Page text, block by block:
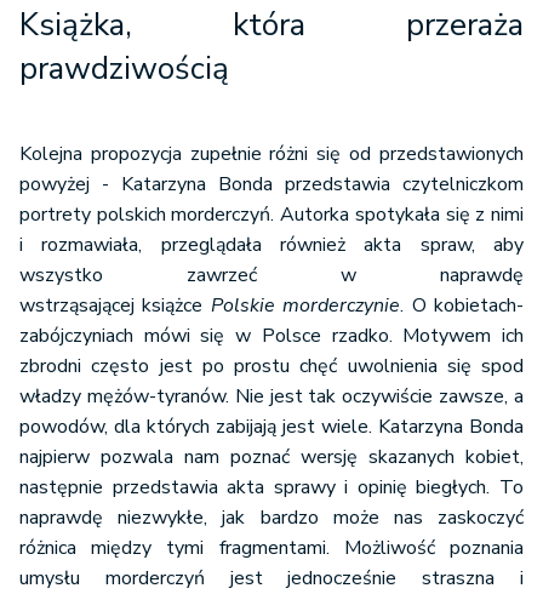
Książka, która przeraża
prawdziwością
Kolejna propozycja zupełnie różni się od przedstawionych
powyżej - Katarzyna Bonda przedstawia czytelniczkom
portrety polskich morderczyń. Autorka spotykała się z nimi
i rozmawiała, przeglądała również akta spraw, aby
wszystko zawrzeć w naprawdę
wstrząsającej książce Polskie morderczynie. O kobietach-
zabójczyniach mówi się w Polsce rzadko. Motywem ich
zbrodni często jest po prostu chęć uwolnienia się spod
władzy mężów-tyranów. Nie jest tak oczywiście zawsze, a
powodów, dla których zabijają jest wiele. Katarzyna Bonda
najpierw pozwala nam poznać wersję skazanych kobiet,
następnie przedstawia akta sprawy i opinię biegłych. To
naprawdę niezwykłe, jak bardzo może nas zaskoczyć
różnica między tymi fragmentami. Możliwość poznania
umysłu morderczyń jest jednocześnie straszna i